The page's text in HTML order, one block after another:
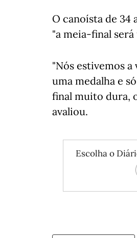
O canoísta de
"a meia-final
"Nós estivemos
uma medalha e
final muito dura,
avaliou.
Escolha o